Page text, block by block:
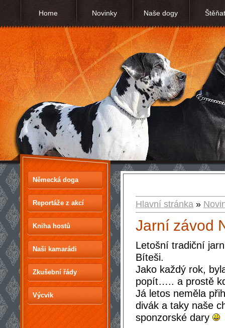
Home Novinky Naše dogy
Německá doga
Reportáže z akcí
Kniha hostů
Naši kamarádi
Zkušební řády
Výcvik
Hlavní stránka »
Jarní závod
Letošní tradiční
Bíteši.
Jako každý rok,
popít….. a prostě
Já letos neměla
divák a taky naše
sponzorské dary